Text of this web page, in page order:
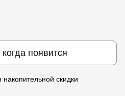
появится
скидки